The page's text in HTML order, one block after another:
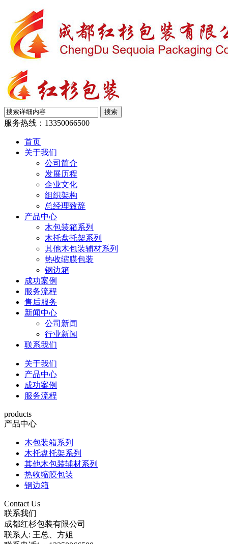
服务热线： 13350066500
首页
关于我们
公司简介
发展历程
企业文化
组织架构
总经理致辞
产品中心
木包装箱系列
木托盘托架系列
其他木包装辅材系列
热收缩膜包装
钢边箱
成功案例
服务流程
售后服务
新闻中心
公司新闻
行业新闻
联系我们
关于我们
产品中心
成功案例
服务流程
products
产品中心
木包装箱系列
木托盘托架系列
其他木包装辅材系列
热收缩膜包装
钢边箱
Contact Us
联系我们
成都红杉包装有限公司
联系人: 王总、方姐